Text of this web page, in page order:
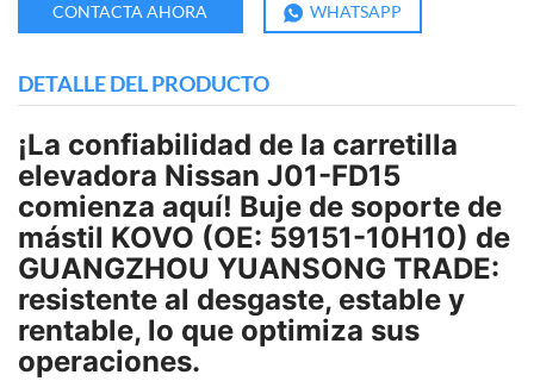
CONTACTA AHORA WHATSAPP
DETALLE DEL PRODUCTO
¡La confiabilidad de la carretilla
elevadora Nissan J01-FD15
comienza aquí! Buje de soporte de
mástil KOVO (OE: 59151-10H10) de
GUANGZHOU YUANSONG TRADE:
resistente al desgaste, estable y
rentable, lo que optimiza sus
operaciones.